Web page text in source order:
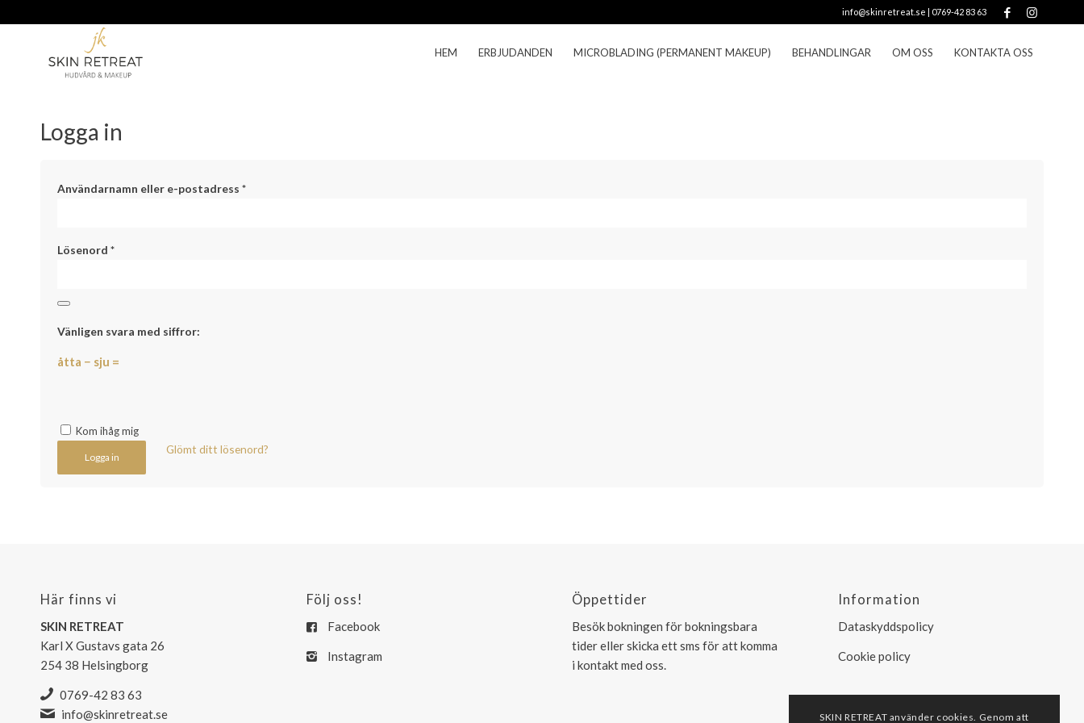
info@skinretreat.se | 0769-42 83 63
HEM ERBJUDANDEN MICROBLADING (PERMANENT MAKEUP) BEHANDLINGAR OM OSS KONTAKTA OSS
Logga in
Användarnamn eller e-postadress *
Lösenord *
Vänligen svara med siffror:
åtta − sju =
Kom ihåg mig
Logga in
Glömt ditt lösenord?
Här finns vi
SKIN RETREAT
Karl X Gustavs gata 26
254 38 Helsingborg
0769-42 83 63
info@skinretreat.se
Följ oss!
Facebook
Instagram
Öppettider
Besök bokningen för bokningsbara
tider eller skicka ett sms för att komma
i kontakt med oss.
Information
Dataskyddspolicy
Cookie policy
SKIN RETREAT använder cookies. Genom att